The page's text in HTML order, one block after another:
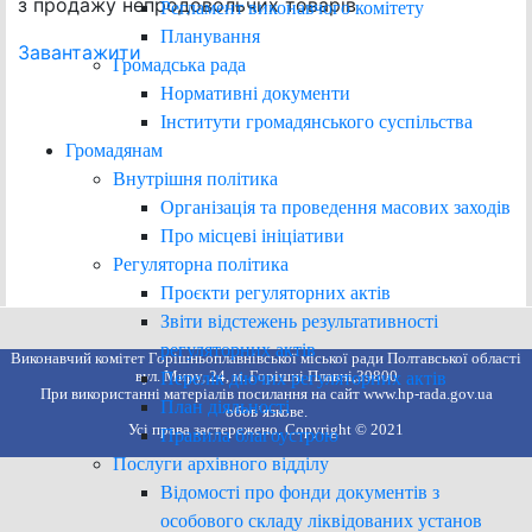
Регламент виконавчого комітету
Планування
Громадська рада
Нормативні документи
Інститути громадянського суспільства
Громадянам
Внутрішня політика
Організація та проведення масових заходів
Про місцеві ініціативи
Регуляторна політика
Проєкти регуляторних актів
Звіти відстежень результативності
регуляторних актів
Перелік діючих регуляторних актів
План діяльності
Правила благоустрою
Послуги архівного відділу
Відомості про фонди документів з
особового складу ліквідованих установ
з продажу непродовольчих товарів
Завантажити
Виконавчий комітет Горішньоплавнівської міської ради Полтавської області
вул. Миру, 24, м. Горішні Плавні,39800
При використанні матеріалів посилання на сайт www.hp-rada.gov.ua
обов’язкове.
Усі права застережено. Copyright © 2021